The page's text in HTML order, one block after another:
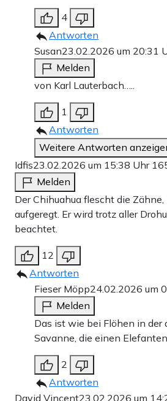
4
Antworten
Susan23.02.2026 um 20:31
Melden
von Karl Lauterbach…..
1
Antworten
Weitere Antworten
Idfis23.02.2026 um 15:38 Uhr
Melden
Der Chihuahua flescht die
aufgeregt. Er wird trotz aller
beachtet.
12
Antworten
Fieser Möpp24.02.2026 um
Melden
Das ist wie bei Flöhen in der
Savanne, die einen
2
Antworten
David Vincent23.02.2026 um